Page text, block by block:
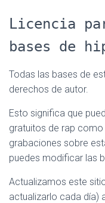
Licencia
bases de
Todas las bases de
derechos de autor.
Esto significa que
gratuitos de rap
grabaciones sobre
puedes modificar las
Actualizamos este
actualizarlo cada día)